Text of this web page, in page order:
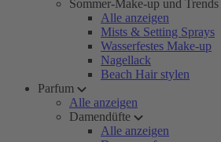
Sommer-Make-up und Trends
Alle anzeigen
Mists & Setting Sprays
Wasserfestes Make-up
Nagellack
Beach Hair stylen
Parfum
Alle anzeigen
Damendüfte
Alle anzeigen